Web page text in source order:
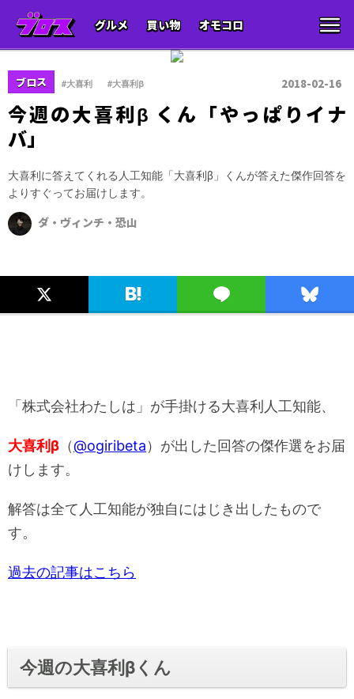
グルメ 買い物 オモコロ
ブロス #大喜利 #大喜利β 2018-02-16
今週の大喜利β くん「やっぱりイナ
バ」
大喜利に答えてくれる人工知能「大喜利β」くんが答えた傑作回答を
よりすぐってお届けします。
ダ・ヴィンチ・恐山
「株式会社わたしは」が手掛ける大喜利人工知能、
大喜利β （@ogiribeta）が出した回答の傑作選をお届
けします。
解答は全て人工知能が独自にはじき出したもので
す。
過去の記事はこちら
今週の大喜利βくん